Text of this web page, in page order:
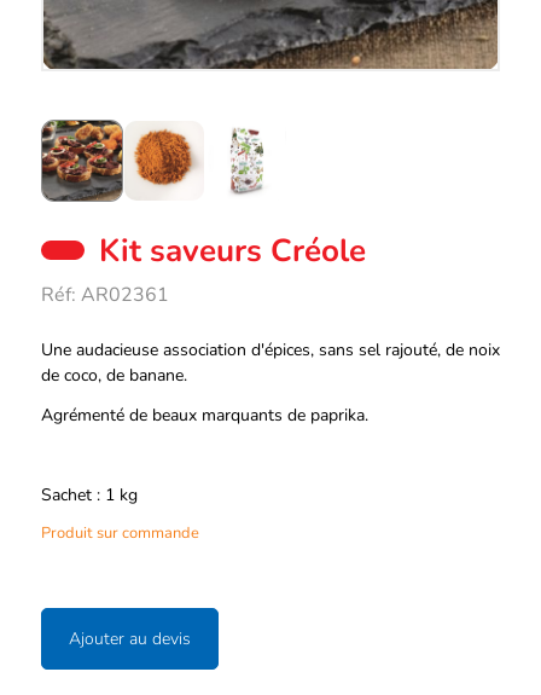
Kit saveurs Créole
Réf: AR02361
Description
Une audacieuse association d'épices, sans sel rajouté, de noix
de coco, de banane.
Agrémenté de beaux marquants de paprika.
Sachet : 1 kg
Produit sur commande
Ajouter au devis